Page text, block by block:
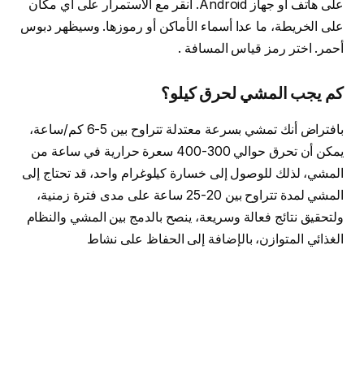
على هاتف أو جهاز Android. انقر مع الاستمرار على أي مكان
على الخريطة، ما عدا أسماء الأماكن أو رموزها. وسيظهر دبوس
أحمر. اختر رمز قياس المسافة .
كم يجب المشي لحرق كيلو؟
بافتراض أنك تمشي بسرعة معتدلة تتراوح بين 5-6 كم/ساعة،
يمكن أن تحرق حوالي 300-400 سعرة حرارية في ساعة من
المشي، لذلك للوصول إلى خسارة كيلوغرام واحد، قد تحتاج إلى
المشي لمدة تتراوح بين 20-25 ساعة على مدى فترة زمنية،
ولتحقيق نتائج فعالة وسريعة، ينصح بالدمج بين المشي والنظام
الغذائي المتوازن، بالإضافة إلى الحفاظ على نشاط